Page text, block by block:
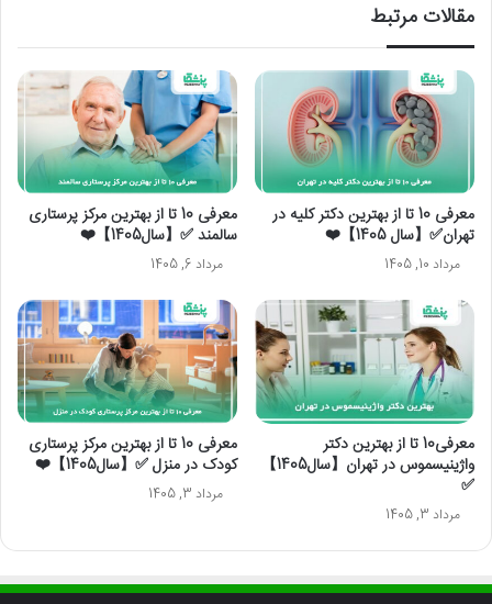
مقالات مرتبط
معرفی 10 تا از بهترین دکتر کلیه در
تهران✅【سال 1405】❤️
مرداد 10, 1405
معرفی 10 تا از بهترین مرکز پرستاری
سالمند ✅【سال1405】❤️
مرداد 6, 1405
معرفی10 تا از بهترین دکتر
واژینیسموس در تهران【سال1405】
✅
مرداد 3, 1405
معرفی 10 تا از بهترین مرکز پرستاری
کودک در منزل ✅【سال1405】❤️
مرداد 3, 1405